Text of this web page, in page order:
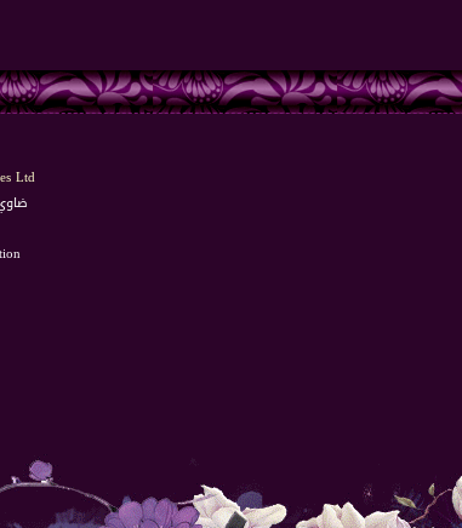
Ltd